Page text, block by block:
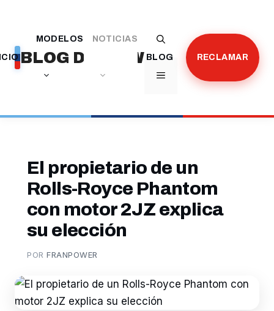
contenido
BLOG DE BMW
MENÚ
MODELOS
NOTICIAS
BLOG
RECLAMAR
El propietario de un
Rolls-Royce Phantom
con motor 2JZ explica
su elección
PORFRANPOWER